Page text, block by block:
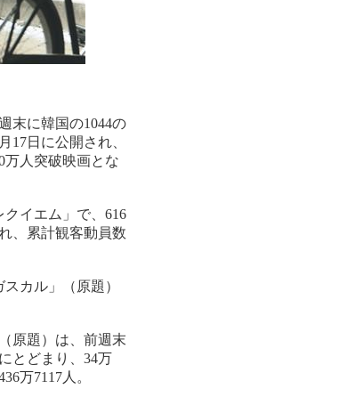
末に韓国の1044の
17日に公開され、
万人突破映画とな
イエム」で、616
、累計観客動員数
カル」（原題）
原題）は、前週末
とどまり、34万
万7117人。